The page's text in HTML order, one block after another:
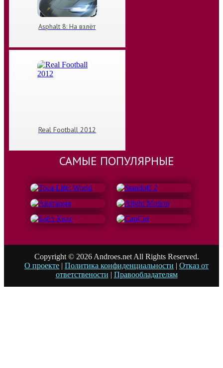
Asphalt 8: На взлёт
Real Football 2012
САМЫЕ ПОПУЛЯРНЫЕ
Copyright © 2026 Androes.net All Rights Reserved.
О проекте | Политика конфиденциальности | Отказ от
ответствености | Правообладателям